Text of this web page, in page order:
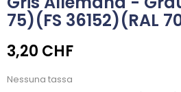
75)(FS 36152)(RAL
3,20 CHF
Nessuna tassa